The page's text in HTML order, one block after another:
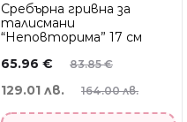
Сребърна гривна за
талисмани
“Неповторима” 17 см
83.85€
65.96 €
164.00 лв.
129.01 лв.